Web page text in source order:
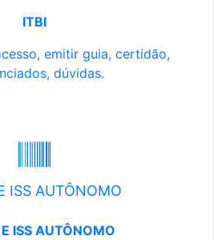
ITBI
emitir guia, certidão,
dúvidas.
ISS AUTÔNOMO
ISS AUTÔNOMO